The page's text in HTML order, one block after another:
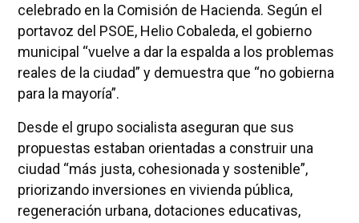
celebrado en la Comisión de Hacienda. Según el
portavoz del PSOE, Helio Cobaleda, el gobierno
municipal “vuelve a dar la espalda a los problemas
reales de la ciudad” y demuestra que “no gobierna
para la mayoría”.
Desde el grupo socialista aseguran que sus
propuestas estaban orientadas a construir una
ciudad “más justa, cohesionada y sostenible”,
priorizando inversiones en vivienda pública,
regeneración urbana, dotaciones educativas,